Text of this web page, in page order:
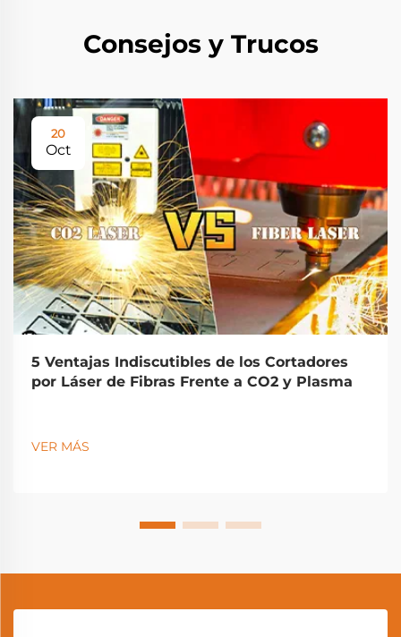
Consejos y Trucos
20
Oct
5 Ventajas Indiscutibles de los Cortadores
por Láser de Fibras Frente a CO2 y Plasma
VER MÁS